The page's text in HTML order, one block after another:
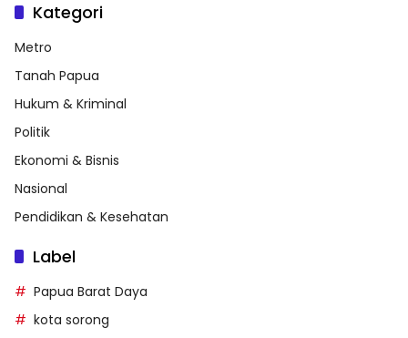
Kategori
Metro
Tanah Papua
Hukum & Kriminal
Politik
Ekonomi & Bisnis
Nasional
Pendidikan & Kesehatan
Label
Papua Barat Daya
kota sorong